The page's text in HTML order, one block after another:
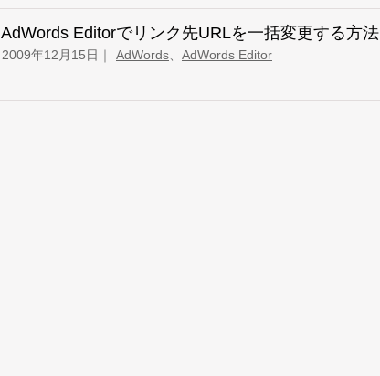
AdWords Editorでリンク先URLを一括変更する方法
2009年12月15日 AdWords AdWords Editor